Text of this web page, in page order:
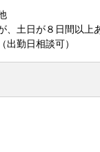
、土日が８日間以上
出勤日相談可）